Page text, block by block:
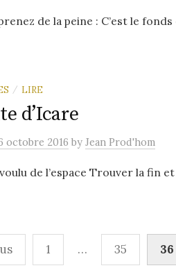
de la peine : C’est le
/ LIRE
d’Icare
octobre 2016 by Jean Prod'hom
voulu de l’espace Trouver la fin
1 … 35 36